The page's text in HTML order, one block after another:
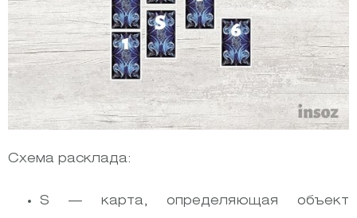
Схема расклада:
S — карта, определяющая объект